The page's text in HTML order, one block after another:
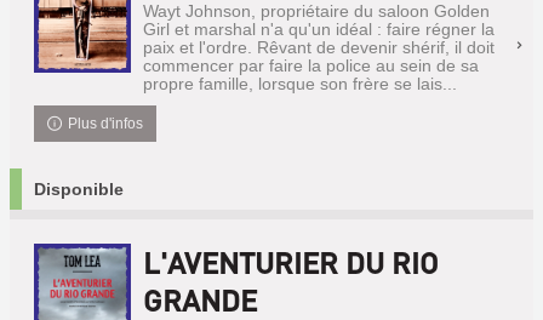
Wayt Johnson, propriétaire du saloon Golden
Girl et marshal n'a qu'un idéal : faire régner la
paix et l'ordre. Rêvant de devenir shérif, il doit
commencer par faire la police au sein de sa
propre famille, lorsque son frère se lais...
Plus d'infos
Disponible
L'AVENTURIER DU RIO
GRANDE